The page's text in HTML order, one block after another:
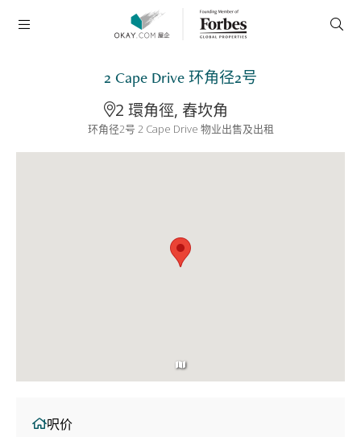
2 Cape Drive 环角径2号
2 環角徑, 舂坎角
环角径2号 2 Cape Drive 物业出售及出租
呎价